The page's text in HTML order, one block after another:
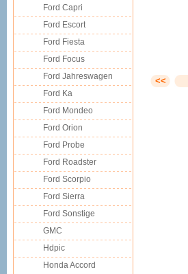
<<
Ford Capri
Ford Escort
Ford Fiesta
Ford Focus
Ford Jahreswagen
Ford Ka
Ford Mondeo
Ford Orion
Ford Probe
Ford Roadster
Ford Scorpio
Ford Sierra
Ford Sonstige
GMC
Hdpic
Honda Accord